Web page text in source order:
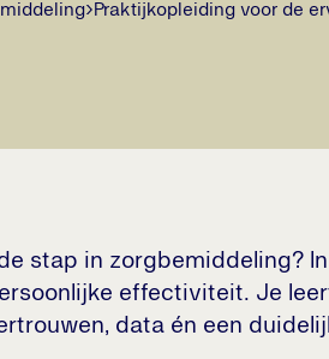
›Praktijkopleiding voor de
stap in zorgbemiddeling?
effectiviteit. Je
data én een